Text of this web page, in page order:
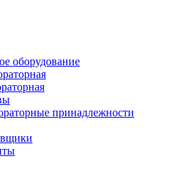
оборудование
принадлежности